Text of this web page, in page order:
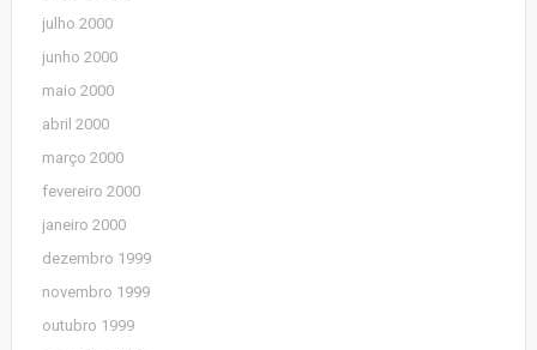
julho 2000
junho 2000
maio 2000
abril 2000
março 2000
fevereiro 2000
janeiro 2000
dezembro 1999
novembro 1999
outubro 1999